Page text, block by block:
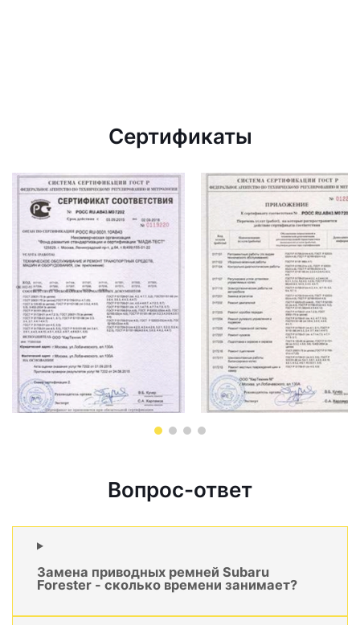
Сертификаты
Вопрос-ответ
Замена приводных ремней Subaru
Forester - сколько времени занимает?